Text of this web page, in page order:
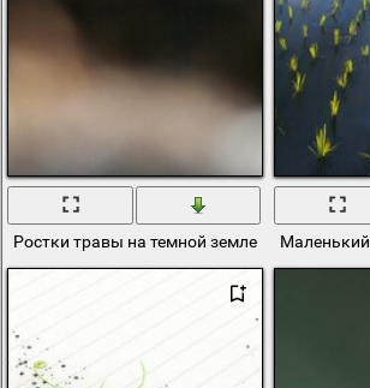
Ростки травы на темной земле